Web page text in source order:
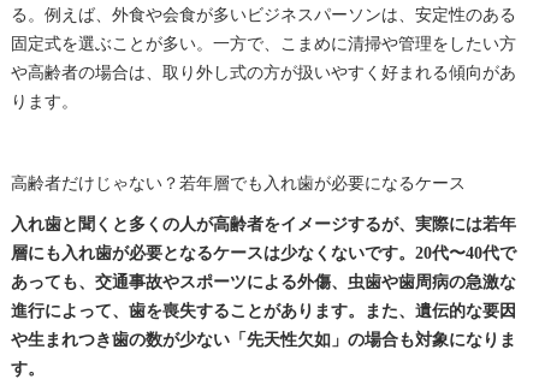
る。例えば、外食や会食が多いビジネスパーソンは、安定性のある
固定式を選ぶことが多い。一方で、こまめに清掃や管理をしたい方
や高齢者の場合は、取り外し式の方が扱いやすく好まれる傾向があ
ります。
高齢者だけじゃない？若年層でも入れ歯が必要になるケース
入れ歯と聞くと多くの人が高齢者をイメージするが、実際には若年
層にも入れ歯が必要となるケースは少なくないです。20代〜40代で
あっても、交通事故やスポーツによる外傷、虫歯や歯周病の急激な
進行によって、歯を喪失することがあります。また、遺伝的な要因
や生まれつき歯の数が少ない「先天性欠如」の場合も対象になりま
す。